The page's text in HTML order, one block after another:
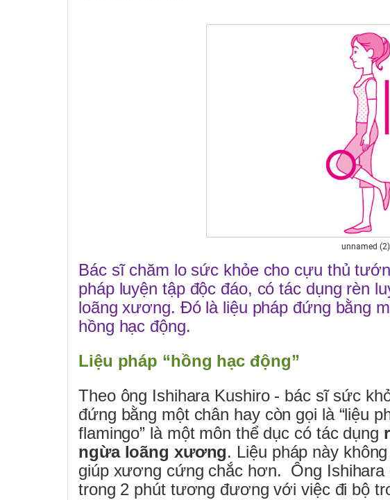
unnamed (2)
Bác sĩ chăm lo sức khỏe cho cựu thủ
pháp luyện tập độc đáo, có tác dụng rèn
loãng xương. Đó là liệu pháp đứng bằng
hồng hạc động.
Liệu pháp “hồng hạc động”
Theo ông Ishihara Kushiro - bác sĩ sức
đứng bằng một chân hay còn gọi là “liệu
flamingo” là một môn thể dục có tác dụng
ngừa loãng xương. Liệu pháp này
giúp xương cứng chắc hơn. Ông
trong 2 phút tương đương với việc đi bộ